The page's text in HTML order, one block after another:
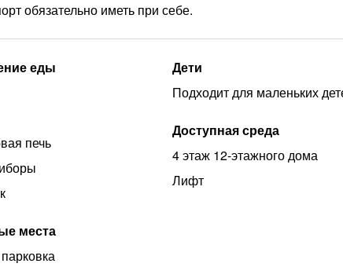
обязательно иметь при себе.
еды
печь
места
Дети
Подходит для маленьких
Доступная среда
4 этаж 12-этажного дома
Лифт